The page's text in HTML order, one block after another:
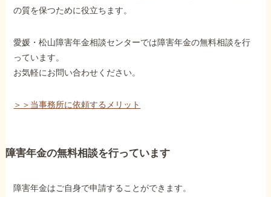
の質を保つために役立ちます。
愛媛・松山障害年金相談センターでは障害年金の無料相談を行
っています。
お気軽にお問い合わせください。
＞＞当事務所に依頼するメリット
障害年金の無料相談を行っています
障害年金はご自身で申請することができます。